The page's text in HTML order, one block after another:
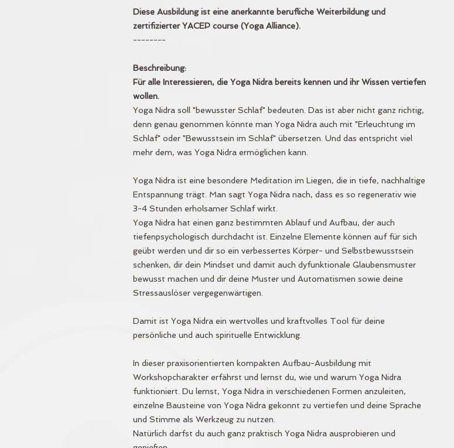
Diese Ausbildung ist eine anerkannte berufliche Weiterbildung und
zertifizierter YACEP course (Yoga Alliance).
--------
Beschreibung:
Für alle Interessieren, die Yoga Nidra bereits kennen und ihr Wissen vertiefen
wollen.
Yoga Nidra soll "bewusster Schlaf" bedeuten. Das ist aber nicht ganz richtig,
denn genau genommen könnte man Yoga Nidra auch mit "Erleuchtung im
Schlaf" oder "Bewusstsein im Schlaf" übersetzen. Und das entspricht viel
mehr dem, was Yoga Nidra ermöglichen kann.
Yoga Nidra ist eine besondere Meditation im Liegen, die in tiefe, nachhaltige
Entspannung trägt. Man sagt Yoga Nidra nach, dass es so regenerativ wie
3-4 Stunden erholsamer Schlaf wirkt.
Yoga Nidra hat einen ganz bestimmten Ablauf und Aufbau, der auch
tiefenpsychologisch durchdacht ist. Einzelne Elemente können auf für sich
geübt werden und dir so ein verbessertes Körper- und Selbstbewusstsein
schenken, dir dein Mindset und damit auch dyfunktionale Glaubensmuster
bewusst machen und dir deine Muster und Automatismen sowie deine
Stressauslöser vergegenwärtigen.
Damit ist Yoga Nidra ein wertvolles und kraftvolles Tool für deine
persönliche und auch spirituelle Entwicklung.
In dieser praxisorientierten kompakten Aufbau-Ausbildung mit
Workshopcharakter erfährst und lernst du, wie und warum Yoga Nidra
funktioniert. Du lernst, Yoga Nidra in verschiedenen Formen anzuleiten,
einzelne Bausteine von Yoga Nidra gekonnt zu vertiefen und deine Sprache
und Stimme als Werkzeug zu nutzen.
Natürlich darfst du auch ganz praktisch Yoga Nidra ausprobieren und